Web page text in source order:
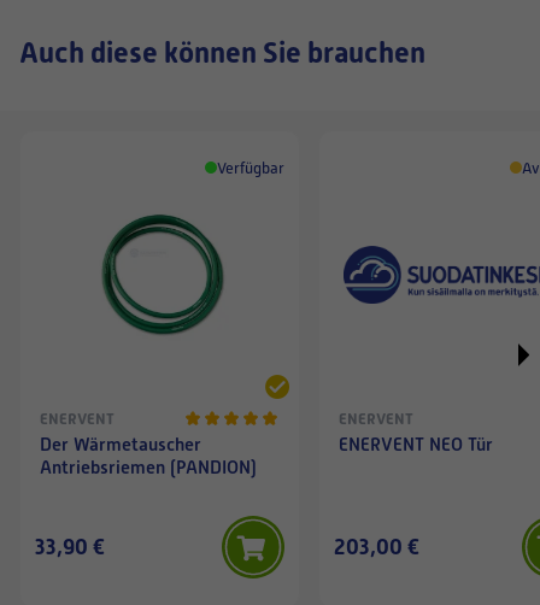
Auch diese können Sie brauchen
Verfügbar
ENERVENT
Der Wärmetauscher
Antriebsriemen (PANDION)
33,90 €
ENERVENT
ENERVENT NEO Tür
203,00 €